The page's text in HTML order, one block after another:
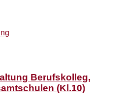
Berufskolleg,
(Kl.10)